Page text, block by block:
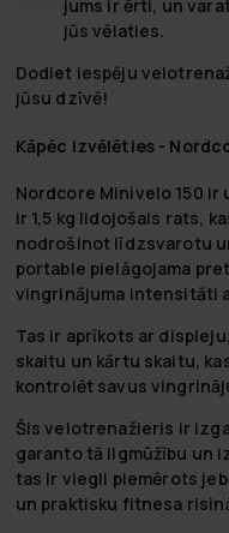
jums ir ērti, un
jūs vēlaties.
Dodiet iespēju
jūsu dzīvē!
Kāpēc izvēlēties -
Nordcore Minivelo 150
ir 1,5 kg lidojošais rats,
nodrošinot līdzsvarotu
portable pielāgojama
vingrinājuma intensitāti
Tas ir aprīkots ar
skaitu un kārtu skaitu,
kontrolēt savus
Šis velotrenažieris ir
garanto tā ilgmūžību un
tas ir viegli piemērots
un praktisku fitnesa